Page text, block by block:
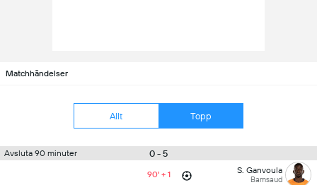
Matchhändelser
Allt Topp
Avsluta 90 minuter 0 - 5
90' + 1 S. Ganvoula
Bamsaud